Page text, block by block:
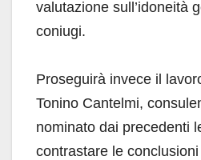
valutazione sull’idoneità
coniugi.
Proseguirà invece il
Tonino Cantelmi,
nominato dai precedenti
contrastare le